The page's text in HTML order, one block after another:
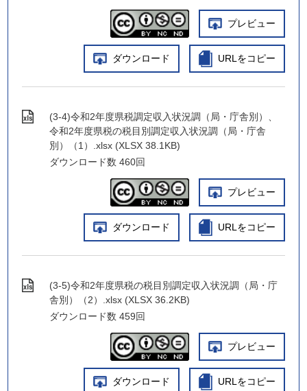
プレビュー
ダウンロード URLをコピー
(3-4)令和2年度県税調定収入状況調（局・庁舎別）、
令和2年度県税の税目別調定収入状況調（局・庁舎
別）（1）.xlsx (XLSX 38.1KB)
ダウンロード数 460回
プレビュー
ダウンロード URLをコピー
(3-5)令和2年度県税の税目別調定収入状況調（局・庁
舎別）（2）.xlsx (XLSX 36.2KB)
ダウンロード数 459回
プレビュー
ダウンロード URLをコピー